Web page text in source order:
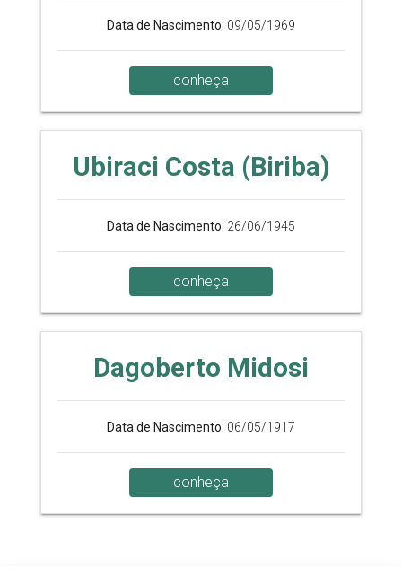
Data de Nascimento: 09/05/1969
conheça
Ubiraci Costa (Biriba)
Data de Nascimento: 26/06/1945
conheça
Dagoberto Midosi
Data de Nascimento: 06/05/1917
conheça